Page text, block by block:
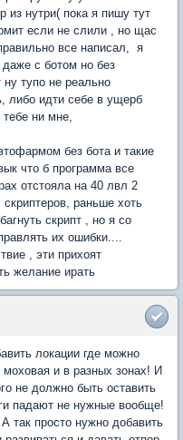
из нутри( пока я пишу тут
если не слили , но щас
все написал, я
с ботом но без
ну тупо не реально
либо идти себе в ущерб
тебе ни мне,
без бота и такие
что б программа все
отстояла на 40 лвл 2
скриптеров, раньше хоть
скрипт , но я со
их ошибки....
, эти прихоят
желание ирать
локации где можно
и в разных зонах! И
не должно быть оставить
падают не нужные вообще!
так просто нужно добавить